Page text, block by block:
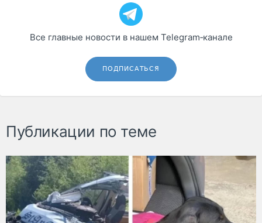
Все главные новости в нашем Telegram‑канале
ПОДПИСАТЬСЯ
Публикации по теме